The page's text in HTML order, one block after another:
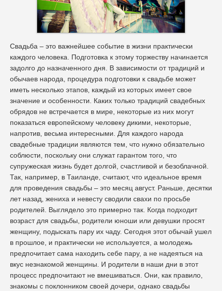
Свадьба – это важнейшее событие в жизни практически
каждого человека. Подготовка к этому торжеству начинается
задолго до назначенного дня. В зависимости от традиций и
обычаев народа, процедура подготовки к свадьбе может
иметь несколько этапов, каждый из которых имеет свое
значение и особенности. Каких только традиций свадебных
обрядов не встречается в мире, некоторые из них могут
показаться европейскому человеку дикими, некоторые,
напротив, весьма интересными. Для каждого народа
свадебные традиции являются тем, что нужно обязательно
соблюсти, поскольку они служат гарантом того, что
супружеская жизнь будет долгой, счастливой и безоблачной.
Так, например, в Таиланде, считают, что идеальное время
для проведения свадьбы – это месяц август. Раньше, десятки
лет назад, жениха и невесту сводили свахи по просьбе
родителей. Выглядело это примерно так. Когда подходит
возраст для свадьбы, родители юноши или девушки просят
женщину, подыскать пару их чаду. Сегодня этот обычай ушел
в прошлое, и практически не используется, а молодежь
предпочитает сама находить себе пару, а не надеяться на
вкус незнакомой женщины. И родители в наши дни в этот
процесс предпочитают не вмешиваться. Они, как правило,
знакомы с поклонником своей дочери, однако свадьбы